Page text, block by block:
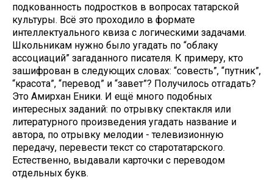
подкованность подростков в вопросах татарской
культуры. Всё это проходило в формате
интеллектуального квиза с логическими задачами.
Школьникам нужно было угадать по “облаку
ассоциаций” загаданного писателя. К примеру, кто
зашифрован в следующих словах: “совесть”, “путник”,
“красота”, “перевод” и “завет”? Получилось отгадать?
Это Амирхан Еники. И ещё много подобных
интересных заданий: по отрывку спектакля или
литературного произведения угадать название и
автора, по отрывку мелодии - телевизионную
передачу, перевести текст со старотатарского.
Естественно, выдавали карточки с переводом
отдельных букв.